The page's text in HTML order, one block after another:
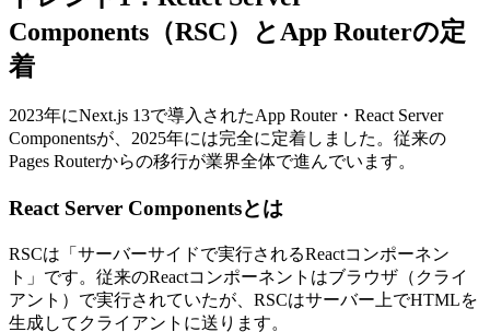
Components（RSC）とApp Routerの定
着
2023年にNext.js 13で導入されたApp Router・React Server
Componentsが、2025年には完全に定着しました。従来の
Pages Routerからの移行が業界全体で進んでいます。
React Server Componentsとは
RSCは「サーバーサイドで実行されるReactコンポーネン
ト」です。従来のReactコンポーネントはブラウザ（クライ
アント）で実行されていたが、RSCはサーバー上でHTMLを
生成してクライアントに送ります。